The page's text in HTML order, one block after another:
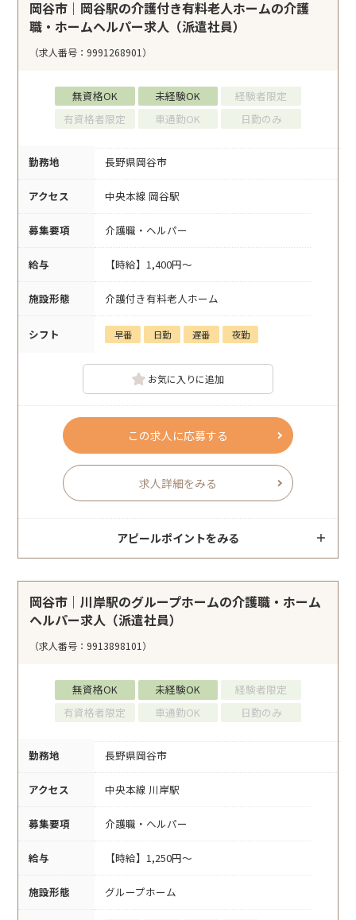
岡谷市｜岡谷駅の介護付き有料老人ホームの介護
職・ホームヘルパー求人（派遣社員）
（求人番号：9991268901）
無資格OK 未経験OK
経験者限定
有資格者限定
車通勤OK 日勤のみ
勤務地 長野県岡谷市
アクセス 中央本線 岡谷駅
募集要項 介護職・ヘルパー
給与 【時給】1,400円～
施設形態 介護付き有料老人ホーム
シフト 早番 日勤 遅番 夜勤
お気に入りに追加
この求人に応募する
求人詳細をみる
アピールポイントをみる
岡谷市｜川岸駅のグループホームの介護職・ホーム
ヘルパー求人（派遣社員）
（求人番号：9913898101）
無資格OK 未経験OK
経験者限定
有資格者限定
車通勤OK 日勤のみ
勤務地 長野県岡谷市
アクセス 中央本線 川岸駅
募集要項 介護職・ヘルパー
給与 【時給】1,250円～
施設形態 グループホーム